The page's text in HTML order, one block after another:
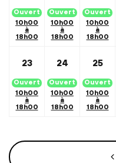
Ouvert
10h00
à
18h00
Ouvert
10h00
à
18h00
Ouvert
10h00
à
18h00
23
Ouvert
10h00
à
18h00
24
Ouvert
10h00
à
18h00
25
Ouvert
10h00
à
18h00